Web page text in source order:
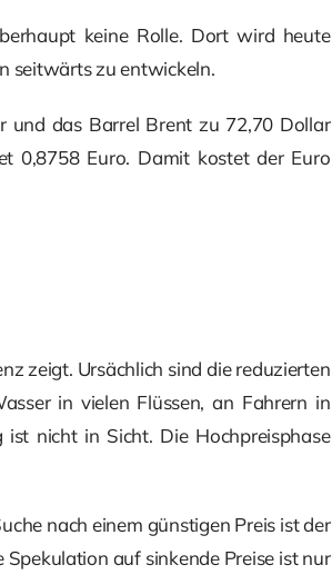
keine Rolle. Dort wird heute
seitwärts zu entwickeln.
und das Barrel Brent zu 72,70 Dollar
0,8758 Euro. Damit kostet der Euro
zeigt. Ursächlich sind die reduzierten
in vielen Flüssen, an Fahrern in
nicht in Sicht. Die Hochpreisphase
nach einem günstigen Preis ist der
auf sinkende Preise ist nur